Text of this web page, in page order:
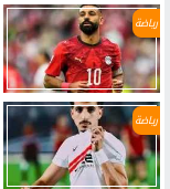
رياضة
رياضة